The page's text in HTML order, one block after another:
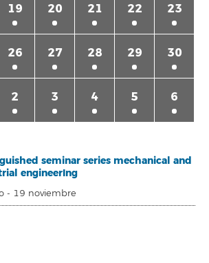
19 20 21 22 23
26 27 28 29 30
2 3 4 5 6
seminar series mechanical and
engineerIng
- 19 noviembre